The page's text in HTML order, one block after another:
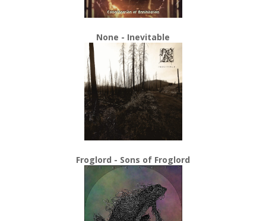
None - Inevitable
Froglord - Sons of Froglord